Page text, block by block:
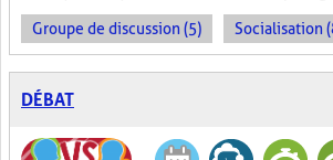
Groupe de discussion (5) Socialisation
DÉBAT